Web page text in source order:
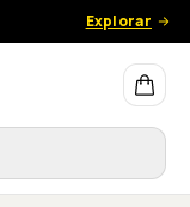
Explorar